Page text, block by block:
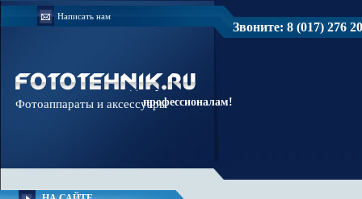
Написать нам
Звоните: 8 (017) 276
Доверяйте
профессионалам!
Фотоаппараты и аксессуары